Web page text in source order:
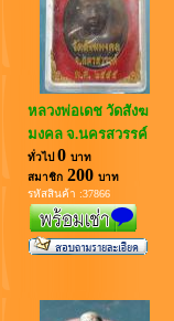
หลวงพ่อเดช วัดสังฆ
มงคล จ.นครสวรรค์
ทั่วไป 0 บาท
สมาชิก200 บาท
รหัสสินค้า :37866